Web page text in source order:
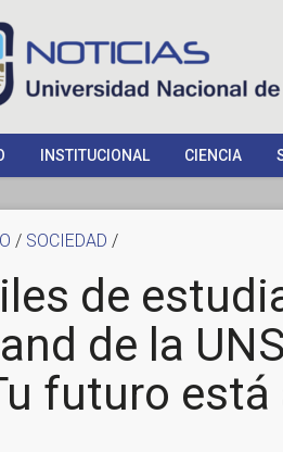
INSTITUCIONAL CIENCIA
/ SOCIEDAD /
de
de la
futuro está